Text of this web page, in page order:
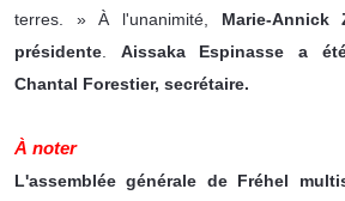
terres. » À l'unanimité, Marie-
présidente
Aissaka Espinasse a
Chantal Forestier, secrétaire.
À noter
L'assemblée générale de Fréhel